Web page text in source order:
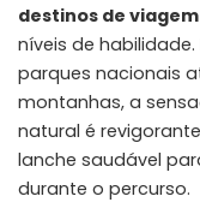
destinos de viagem
níveis de
parques nacionais
montanhas, a
natural é
lanche saudável
durante o percurso.